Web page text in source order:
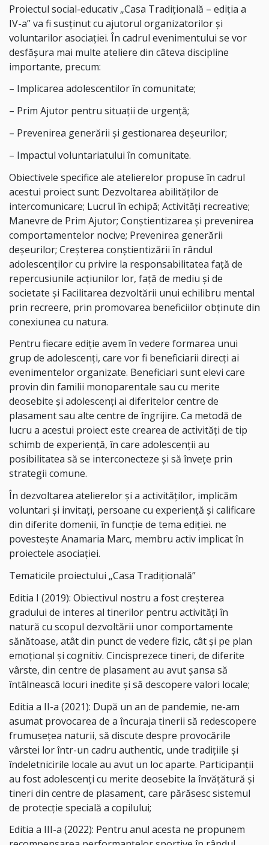
Proiectul social-educativ „Casa Tradițională – ediția a
IV-a” va fi susținut cu ajutorul organizatorilor și
voluntarilor asociației. În cadrul evenimentului se vor
desfășura mai multe ateliere din câteva discipline
importante, precum:
– Implicarea adolescentilor în comunitate;
– Prim Ajutor pentru situații de urgență;
– Prevenirea generării și gestionarea deșeurilor;
– Impactul voluntariatului în comunitate.
Obiectivele specifice ale atelierelor propuse în cadrul
acestui proiect sunt: Dezvoltarea abilităților de
intercomunicare; Lucrul în echipă; Activități recreative;
Manevre de Prim Ajutor; Conștientizarea și prevenirea
comportamentelor nocive; Prevenirea generării
deșeurilor; Creșterea conștientizării în rândul
adolescenților cu privire la responsabilitatea față de
repercusiunile acțiunilor lor, față de mediu și de
societate și Facilitarea dezvoltării unui echilibru mental
prin recreere, prin promovarea beneficiilor obținute din
conexiunea cu natura.
Pentru fiecare ediție avem în vedere formarea unui
grup de adolescenți, care vor fi beneficiarii direcți ai
evenimentelor organizate. Beneficiari sunt elevi care
provin din familii monoparentale sau cu merite
deosebite și adolescenți ai diferitelor centre de
plasament sau alte centre de îngrijire. Ca metodă de
lucru a acestui proiect este crearea de activități de tip
schimb de experiență, în care adolescenții au
posibilitatea să se interconecteze și să învețe prin
strategii comune.
În dezvoltarea atelierelor și a activităților, implicăm
voluntari și invitați, persoane cu experiență și calificare
din diferite domenii, în funcție de tema ediției. ne
povestește Anamaria Marc, membru activ implicat în
proiectele asociației.
Tematicile proiectului „Casa Tradițională”
Editia I (2019): Obiectivul nostru a fost creșterea
gradului de interes al tinerilor pentru activități în
natură cu scopul dezvoltării unor comportamente
sănătoase, atât din punct de vedere fizic, cât și pe plan
emoțional și cognitiv. Cincisprezece tineri, de diferite
vârste, din centre de plasament au avut șansa să
întâlnească locuri inedite și să descopere valori locale;
Editia a II-a (2021): După un an de pandemie, ne-am
asumat provocarea de a încuraja tinerii să redescopere
frumusețea naturii, să discute despre provocările
vârstei lor într-un cadru authentic, unde tradițiile și
îndeletnicirile locale au avut un loc aparte. Participanții
au fost adolescenți cu merite deosebite la învățătură și
tineri din centre de plasament, care părăsesc sistemul
de protecție specială a copilului;
Editia a III-a (2022): Pentru anul acesta ne propunem